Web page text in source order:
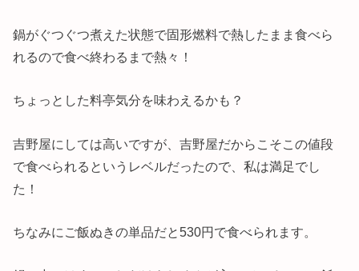
鍋がぐつぐつ煮えた状態で固形燃料で熱したまま食べら
れるので食べ終わるまで熱々！
ちょっとした料亭気分を味わえるかも？
吉野屋にしては高いですが、吉野屋だからこそこの値段
で食べられるというレベルだったので、私は満足でし
た！
ちなみにご飯ぬきの単品だと530円で食べられます。